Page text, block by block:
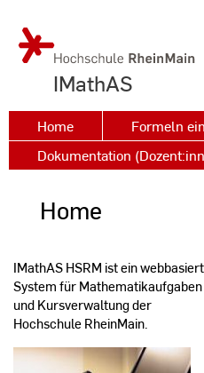
IMathAS
Home
Formeln
Dokumentation
Home
IMathAS HSRM ist ein
System für Mathematikaufgaben
und Kursverwaltung der
Hochschule RheinMain.